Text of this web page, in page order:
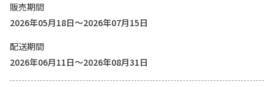
販売期間
2026年05月18日～2026年07月15日
配送期間
2026年06月11日～2026年08月31日